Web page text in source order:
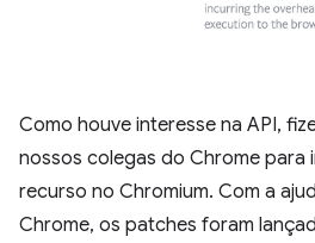
Como houve interesse na API,
nossos colegas do Chrome para
recurso no Chromium. Com a
Chrome, os patches foram